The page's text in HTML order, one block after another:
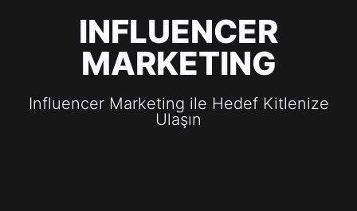
INFLUENCER
MARKETING
Influencer Marketing ile Hedef Kitlenize
Ulaşın